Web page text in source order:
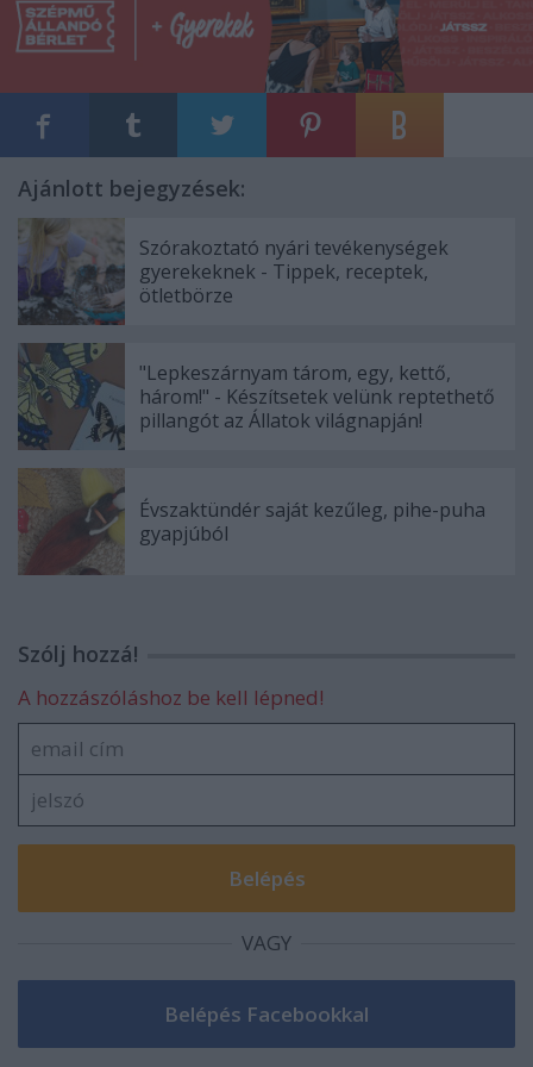
Ajánlott bejegyzések:
Szórakoztató nyári tevékenységek
gyerekeknek - Tippek, receptek,
ötletbörze
"Lepkeszárnyam tárom, egy, kettő,
három!" - Készítsetek velünk reptethető
pillangót az Állatok világnapján!
Évszaktündér saját kezűleg, pihe-puha
gyapjúból
Szólj hozzá!
A hozzászóláshoz be kell lépned!
VAGY